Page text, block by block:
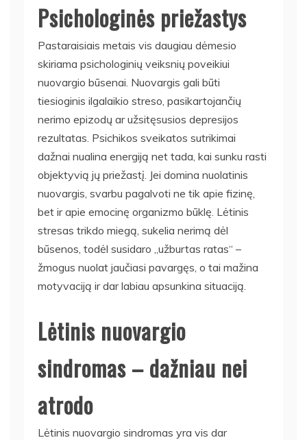
Psichologinės priežastys
Pastaraisiais metais vis daugiau dėmesio
skiriama psichologinių veiksnių poveikiui
nuovargio būsenai. Nuovargis gali būti
tiesioginis ilgalaikio streso, pasikartojančių
nerimo epizodų ar užsitęsusios depresijos
rezultatas. Psichikos sveikatos sutrikimai
dažnai nualina energiją net tada, kai sunku rasti
objektyvią jų priežastį. Jei domina nuolatinis
nuovargis, svarbu pagalvoti ne tik apie fizinę,
bet ir apie emocinę organizmo būklę. Lėtinis
stresas trikdo miegą, sukelia nerimą dėl
būsenos, todėl susidaro „užburtas ratas“ –
žmogus nuolat jaučiasi pavargęs, o tai mažina
motyvaciją ir dar labiau apsunkina situaciją.
Lėtinis nuovargio
sindromas – dažniau nei
atrodo
Lėtinis nuovargio sindromas yra vis dar